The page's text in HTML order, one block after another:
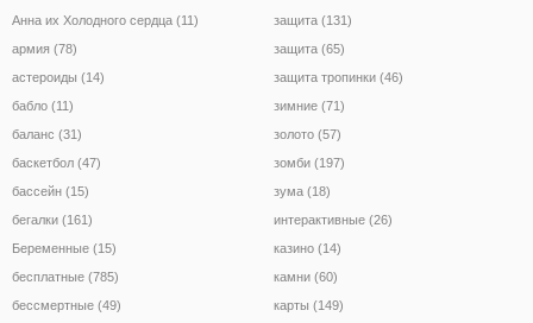
Анна их Холодного сердца (11)
армия (78)
астероиды (14)
бабло (11)
баланс (31)
баскетбол (47)
бассейн (15)
бегалки (161)
Беременные (15)
бесплатные (785)
бессмертные (49)
защита (131)
защита (65)
защита тропинки (46)
зимние (71)
золото (57)
зомби (197)
зума (18)
интерактивные (26)
казино (14)
камни (60)
карты (149)